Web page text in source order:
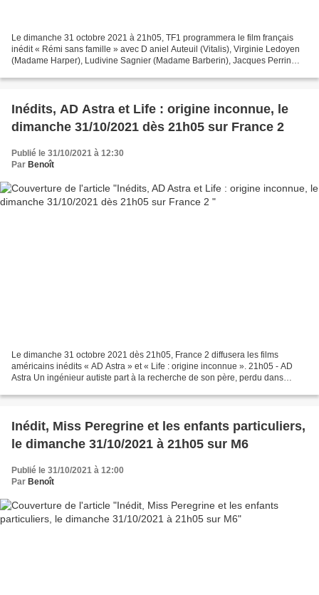
Le dimanche 31 octobre 2021 à 21h05, TF1 programmera le film français
inédit « Rémi sans famille » avec D aniel Auteuil (Vitalis), Virginie Ledoyen
(Madame Harper), Ludivine Sagnier (Madame Barberin), Jacques Perrin
Inédits, AD Astra et Life : origine inconnue, le
dimanche 31/10/2021 dès 21h05 sur France 2
Publié le 31/10/2021 à 12:30
Par Benoît
Le dimanche 31 octobre 2021 dès 21h05, France 2 diffusera les films
américains inédits « AD Astra » et « Life : origine inconnue ». 21h05 - AD
Astra Un ingénieur autiste part à la recherche de son père, perdu dans
Inédit, Miss Peregrine et les enfants particuliers,
le dimanche 31/10/2021 à 21h05 sur M6
Publié le 31/10/2021 à 12:00
Par Benoît